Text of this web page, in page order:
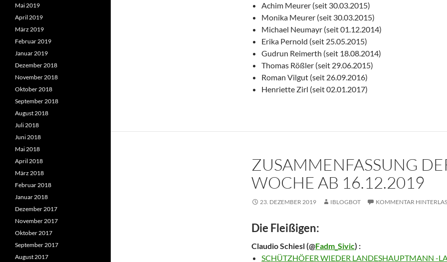
Achim Meurer (seit 30.03.2015)
Monika Meurer (seit 30.03.2015)
Michael Neumayr (seit 01.12.2014)
Erika Pernold (seit 25.05.2015)
Gudrun Reimerth (seit 18.08.2014)
Thomas Rößler (seit 29.06.2015)
Roman Vilgut (seit 26.09.2016)
Henriette Zirl (seit 02.01.2017)
ZUSAMMENFASSUNG
WOCHE AB 16.12.2019
23. DEZEMBER 2019 IBLOGBOT KOMMENTAR
Die Fleißigen:
Claudio Schiesl(@Fadm_Sivic) :
SCHÜTZHÖFER WIEDER LANDESHAUPTMANN -
Mai 2019
April 2019
März 2019
Februar 2019
Januar 2019
Dezember 2018
November 2018
Oktober 2018
September 2018
August 2018
Juli 2018
Juni 2018
Mai 2018
April 2018
März 2018
Februar 2018
Januar 2018
Dezember 2017
November 2017
Oktober 2017
September 2017
August 2017